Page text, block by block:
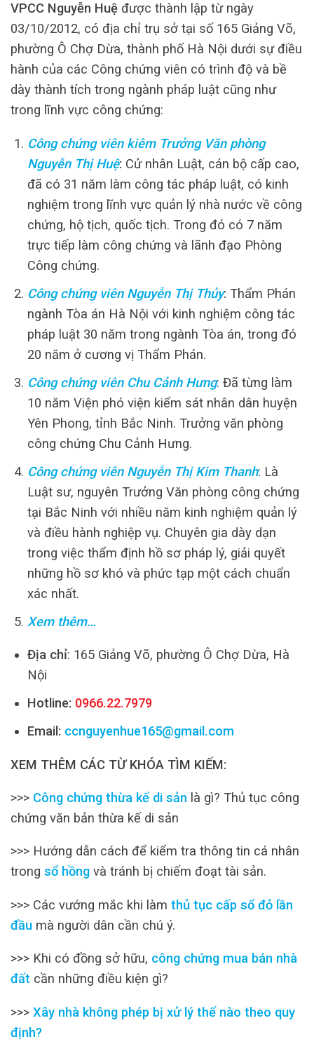
VPCC Nguyễn Huệ được thành lập từ ngày
03/10/2012, có địa chỉ trụ sở tại số 165 Giảng Võ,
phường Ô Chợ Dừa, thành phố Hà Nội dưới sự điều
hành của các Công chứng viên có trình độ và bề
dày thành tích trong ngành pháp luật cũng như
trong lĩnh vực công chứng:
Công chứng viên kiêm Trưởng Văn phòng
Nguyễn Thị Huệ: Cử nhân Luật, cán bộ cấp cao,
đã có 31 năm làm công tác pháp luật, có kinh
nghiệm trong lĩnh vực quản lý nhà nước về công
chứng, hộ tịch, quốc tịch. Trong đó có 7 năm
trực tiếp làm công chứng và lãnh đạo Phòng
Công chứng.
Công chứng viên Nguyễn Thị Thủy: Thẩm Phán
ngành Tòa án Hà Nội với kinh nghiệm công tác
pháp luật 30 năm trong ngành Tòa án, trong đó
20 năm ở cương vị Thẩm Phán.
Công chứng viên Chu Cảnh Hưng: Đã từng làm
10 năm Viện phó viện kiểm sát nhân dân huyện
Yên Phong, tỉnh Bắc Ninh. Trưởng văn phòng
công chứng Chu Cảnh Hưng.
Công chứng viên Nguyễn Thị Kim Thanh: Là
Luật sư, nguyên Trưởng Văn phòng công chứng
tại Bắc Ninh với nhiều năm kinh nghiệm quản lý
và điều hành nghiệp vụ. Chuyên gia dày dạn
trong việc thẩm định hồ sơ pháp lý, giải quyết
những hồ sơ khó và phức tạp một cách chuẩn
xác nhất.
Xem thêm…
Địa chỉ: 165 Giảng Võ, phường Ô Chợ Dừa, Hà
Nội
Hotline: 0966.22.7979
Email: ccnguyenhue165@gmail.com
XEM THÊM CÁC TỪ KHÓA TÌM KIẾM:
>>> Công chứng thừa kế di sản là gì? Thủ tục công
chứng văn bản thừa kế di sản
>>> Hướng dẫn cách để kiểm tra thông tin cá nhân
trong sổ hồng và tránh bị chiếm đoạt tài sản.
>>> Các vướng mắc khi làm thủ tục cấp sổ đỏ lần
đầu mà người dân cần chú ý.
>>> Khi có đồng sở hữu, công chứng mua bán nhà
đất cần những điều kiện gì?
>>> Xây nhà không phép bị xử lý thế nào theo quy
định?